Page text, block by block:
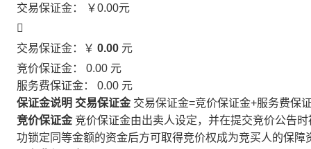
交易保证金：
￥0.00元

交易保证金：￥ 0.00 元
竞价保证金： 0.00 元
服务费保证金： 0.00 元
保证金说明 交易保证金 交易保证金=竞价保证金+服务费保
竞价保证金 竞价保证金由出卖人设定，并在提交竞价公告
功锁定同等金额的资金后方可取得竞价权成为竞买人的保障